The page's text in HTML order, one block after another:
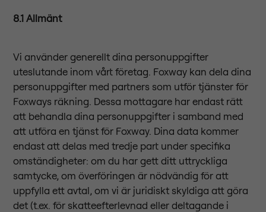
8.1 Allmänt
Vi använder generellt dina personuppgifter
uteslutande inom vårt företag. Foxway kan dela dina
personuppgifter med partners som utför tjänster för
Foxways räkning. Dessa mottagare har endast rätt
att behandla dina personuppgifter i samband med
att utföra en tjänst för Foxway. Dina data kommer
endast att delas med tredje part under specifika
omständigheter: om du har gett ditt uttryckliga
samtycke, om överföringen är nödvändig för att
uppfylla ett avtal, om vi är juridiskt skyldiga att göra
det (t.ex. för skatteefterlevnad eller deltagande i